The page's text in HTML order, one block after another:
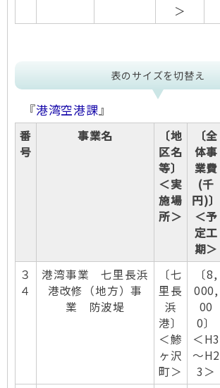
＞
表のサイズを切替え
『港湾空港課』
番
号
事業名
〔地
区名
等〕
＜実
施場
所＞
〔全
体事
業費
(千
円)〕
＜予
定工
期＞
３
４
港湾事業 七里長浜
港改修（地方）事
業 防波堤
〔七
里長
浜
港〕
＜鯵
ヶ沢
町＞
〔8,
000,
00
0〕
＜H3
～H2
3＞